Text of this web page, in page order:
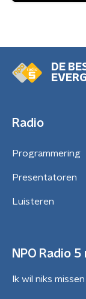
DE
Radio
Programmering
Presentatoren
Luisteren
NPO Radio
Ik wil niks